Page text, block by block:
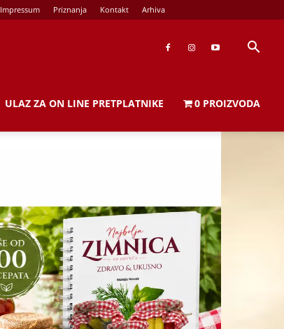
Impressum Priznanja Kontakt Arhiva
ULAZ ZA ON LINE PRETPLATNIKE 0 PROIZVODA